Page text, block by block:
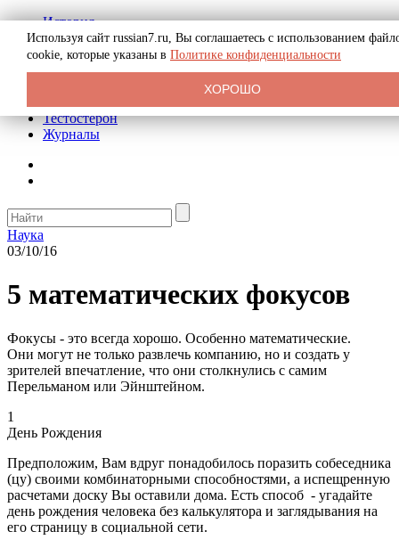
История
Биография
Криминал
Реклама на сайте
Тестостерон
Журналы
Наука
03/10/16
5 математических фокусов
Фокусы - это всегда хорошо. Особенно математические.
Они могут не только развлечь компанию, но и создать у
зрителей впечатление, что они столкнулись с самим
Перельманом или Эйнштейном.
1
День Рождения
Предположим, Вам вдруг понадобилось поразить собеседника
(цу) своими комбинаторными способностями, а испещренную
расчетами доску Вы оставили дома. Есть способ - угадайте
день рождения человека без калькулятора и заглядывания на
его страницу в социальной сети.
Используя сайт russian7.ru, Вы соглашаетесь с использованием
cookie, которые указаны в Политике конфиденциальности
ХОРОШО